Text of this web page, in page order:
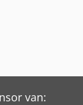
van: